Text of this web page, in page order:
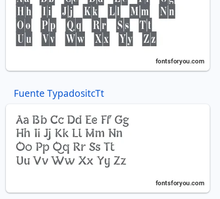
Fuente TypadositcTt